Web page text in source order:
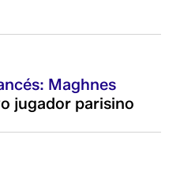
Maghnes
jugador parisino